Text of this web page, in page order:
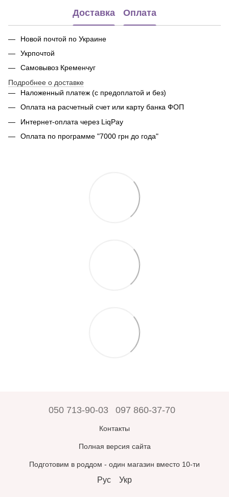
Доставка Оплата
Новой почтой по Украине
Укрпочтой
Самовывоз Кременчуг
Подробнее о доставке
Наложенный платеж (с предоплатой и без)
Оплата на расчетный счет или карту банка ФОП
Интернет-оплата через LiqPay
Оплата по программе "7000 грн до года"
050 713-90-03 097 860-37-70
Контакты
Полная версия сайта
Подготовим в роддом - один магазин вместо 10-ти
Рус Укр